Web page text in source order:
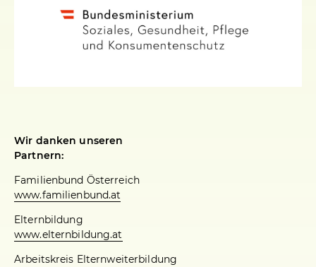
Wir danken unseren
Partnern:
Familienbund Österreich
www.familienbund.at
Elternbildung
www.elternbildung.at
Arbeitskreis Elternweiterbildung